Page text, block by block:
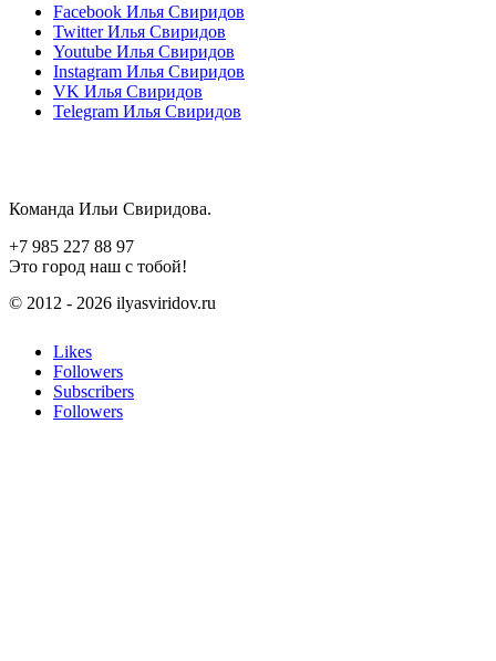
Facebook Илья Свиридов
Twitter Илья Свиридов
Youtube Илья Свиридов
Instagram Илья Свиридов
VK Илья Свиридов
Telegram Илья Свиридов
Команда Ильи Свиридова.
+7 985 227 88 97
Это город наш с тобой!
© 2012 - 2026 ilyasviridov.ru
Likes
Followers
Subscribers
Followers